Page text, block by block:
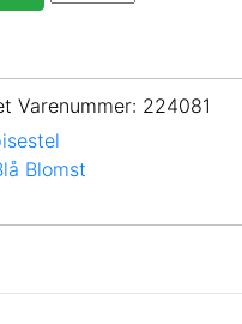
Varenummer: 224081
Blomst